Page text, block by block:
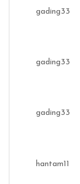
gading33
gading33
gading33
hantam11